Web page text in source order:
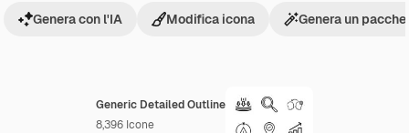
Generic Detailed Outline
8,396 Icone
Genera con l'IA Modifica icona Genera un